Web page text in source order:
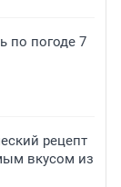
по погоде 7
рецепт
вкусом из